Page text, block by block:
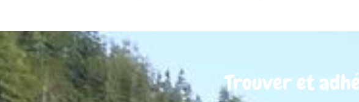
Trouver et